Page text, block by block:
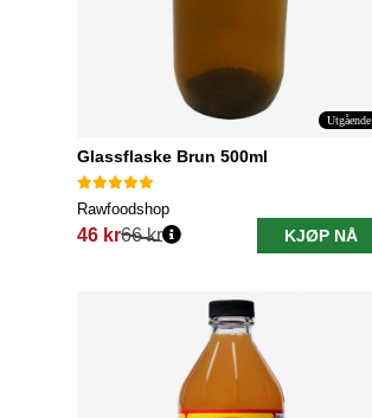
Utgående
Glassflaske Brun 500ml
Rawfoodshop
46 kr
Vanlig pris:
66 kr KJØP NÅ